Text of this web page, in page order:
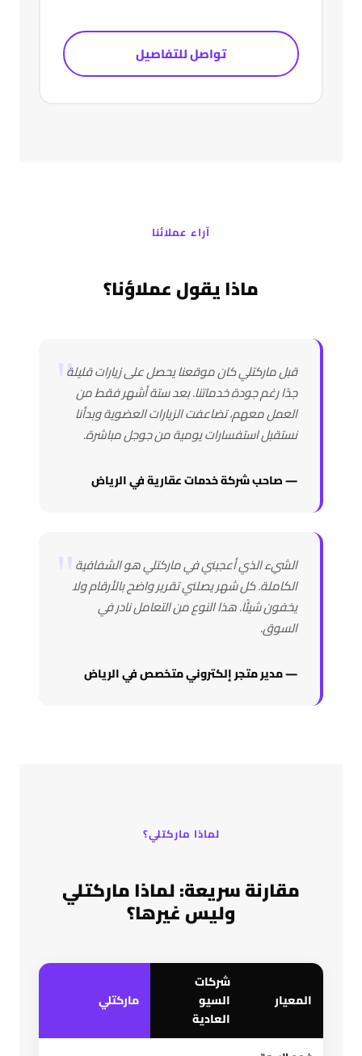
تواصل للتفاصيل
آراء عملائنا
ماذا يقول عملاؤنا؟
قبل ماركتلي كان موقعنا يحصل على زيارات قليلة
جدًا رغم جودة خدماتنا. بعد ستة أشهر فقط من
العمل معهم، تضاعفت الزيارات العضوية وبدأنا
نستقبل استفسارات يومية من جوجل مباشرة.
— صاحب شركة خدمات عقارية في الرياض
الشيء الذي أعجبني في ماركتلي هو الشفافية
الكاملة. كل شهر يصلني تقرير واضح بالأرقام ولا
يخفون شيئًا. هذا النوع من التعامل نادر في
السوق.
— مدير متجر إلكتروني متخصص في الرياض
لماذا ماركتلي؟
مقارنة سريعة: لماذا ماركتلي
وليس غيرها؟
المعيار
شركات
السيو
العادية
ماركتلي